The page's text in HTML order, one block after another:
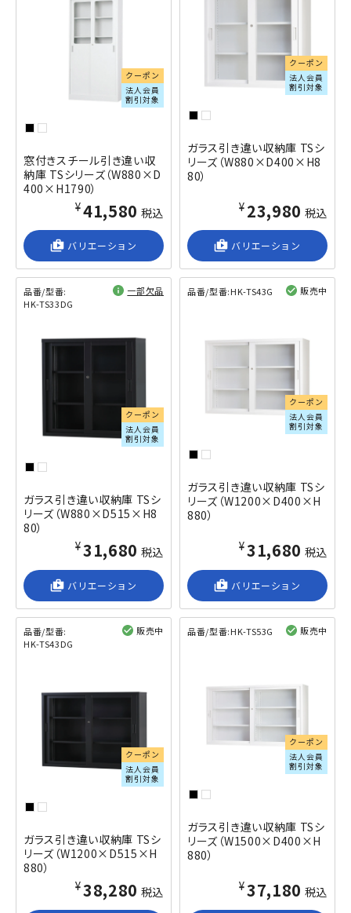
クーポン
法人会員
割引対象
窓付きスチール引き違い収
納庫 TSシリーズ（W880×D
400×H1790）
¥41,580 税込
shop_2 バリエーション
クーポン
法人会員
割引対象
ガラス引き違い収納庫 TSシ
リーズ（W880×D400×H8
80）
¥23,980 税込
shop_2 バリエーション
品番/型番:
HK-TS33DG
一部欠品
クーポン
法人会員
割引対象
ガラス引き違い収納庫 TSシ
リーズ（W880×D515×H8
80）
¥31,680 税込
shop_2 バリエーション
品番/型番:HK-TS43G 販売中
クーポン
法人会員
割引対象
ガラス引き違い収納庫 TSシ
リーズ（W1200×D400×H
880）
¥31,680 税込
shop_2 バリエーション
品番/型番:
HK-TS43DG
販売中
クーポン
法人会員
割引対象
ガラス引き違い収納庫 TSシ
リーズ（W1200×D515×H
880）
¥38,280 税込
品番/型番:HK-TS53G 販売中
クーポン
法人会員
割引対象
ガラス引き違い収納庫 TSシ
リーズ（W1500×D400×H
880）
¥37,180 税込